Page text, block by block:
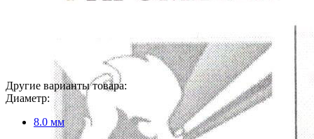
Другие варианты товара:
Диаметр:
8.0 мм